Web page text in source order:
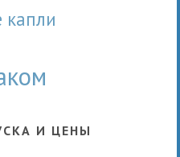
капли
И ЦЕНЫ